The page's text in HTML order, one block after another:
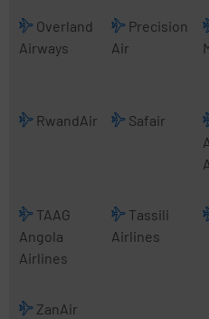
Overland
Airways
Precision
Air
RwandAir Safair
TAAG
Angola
Airlines
Tassili
Airlines
ZanAir